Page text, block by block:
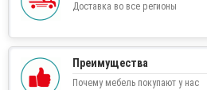
Доставка во все регионы
Преимущества
Почему мебель покупают у нас